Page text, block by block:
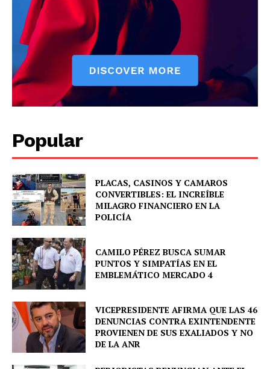
Popular
PLACAS, CASINOS Y CAMAROS
CONVERTIBLES: EL INCREÍBLE
MILAGRO FINANCIERO EN LA
POLICÍA
CAMILO PÉREZ BUSCA SUMAR
PUNTOS Y SIMPATÍAS EN EL
EMBLEMÁTICO MERCADO 4
VICEPRESIDENTE AFIRMA QUE LAS 46
DENUNCIAS CONTRA EXINTENDENTE
PROVIENEN DE SUS EXALIADOS Y NO
DE LA ANR